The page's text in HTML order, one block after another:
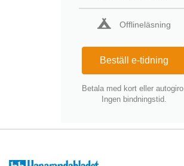
Offlineläsning
Beställ e-tidning
Betala med kort eller autogiro.
Ingen bindningstid.